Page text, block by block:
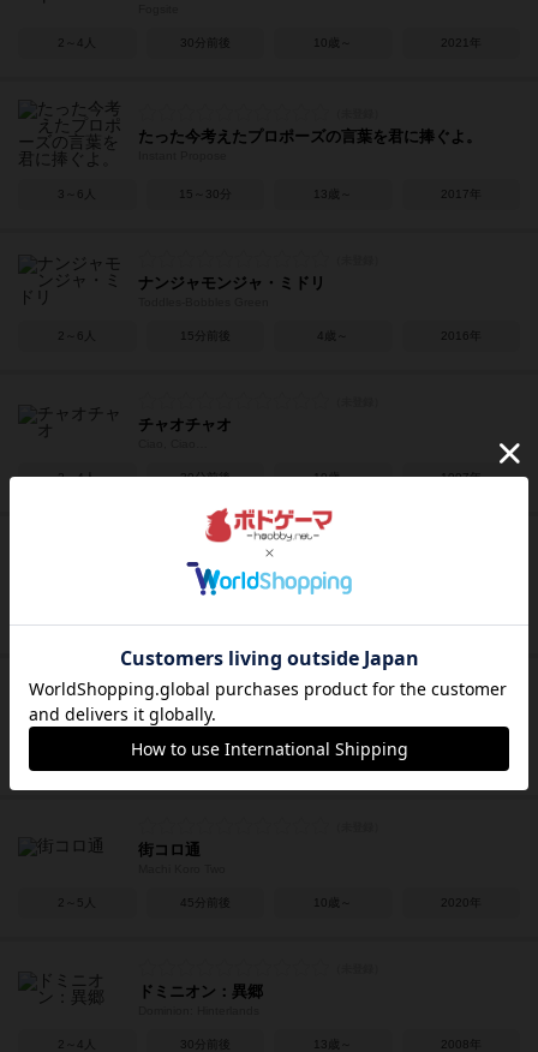
2～4人 30分前後 10歳～ 2021年
たった今考えたプロポーズの言葉を君に捧ぐよ。
3～6人 15～30分 13歳～ 2017年
ナンジャモンジャ・ミドリ
2～6人 15分前後 4歳～ 2016年
チャオチャオ
2～4人 30分前後 10歳～ 1997年
ゾンビキッズ：進化の封印
Zombie Kidz Evolution
ドブル：ポケットモンスター
Dobble: Pocket monster
街コロ通
2～5人 45分前後 10歳～ 2020年
ドミニオン：異郷
2～4人 30分前後 13歳～ 2008年